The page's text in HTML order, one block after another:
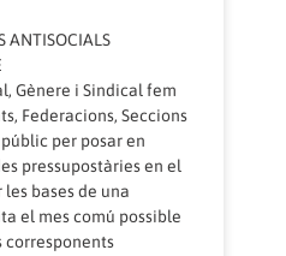
ANTISOCIALS
Gènere i Sindical fem
Federacions, Seccions
per posar en
pressupostàries en el
bases de una
el mes comú possible
corresponents